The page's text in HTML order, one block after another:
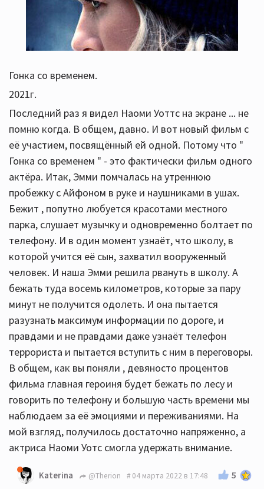
Гонка со временем.
2021г.
Последний раз я видел Наоми Уоттс на экране ... не
помню когда. В общем, давно. И вот новый фильм с
её участием, посвящённый ей одной. Потому что "
Гонка со временем " - это фактически фильм одного
актёра. Итак, Эмми помчалась на утреннюю
пробежку с Айфоном в руке и наушниками в ушах.
Бежит , попутно любуется красотами местного
парка, слушает музычку и одновременно болтает по
телефону. И в один момент узнаёт, что школу, в
которой учится её сын, захватил вооруженный
человек. И наша Эмми решила рвануть в школу. А
бежать туда восемь километров, которые за пару
минут не получится одолеть. И она пытается
разузнать максимум информации по дороге, и
правдами и не правдами даже узнаёт телефон
террориста и пытается вступить с ним в переговоры.
В общем, как вы поняли , девяносто процентов
фильма главная героиня будет бежать по лесу и
говорить по телефону и большую часть времени мы
наблюдаем за её эмоциями и переживаниями. На
мой взгляд, получилось достаточно напряженно, а
актриса Наоми Уотс смогла удержать внимание.
Katerina @Therion 04 марта 2022 в 17:48 5